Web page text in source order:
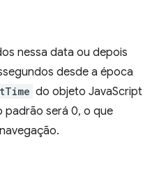
nessa data ou depois
desde a época
do objeto JavaScript
padrão será 0, o que